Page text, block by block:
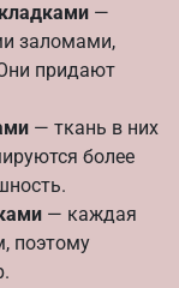
—
заломами,
придают
— ткань в них
более
— каждая
поэтому